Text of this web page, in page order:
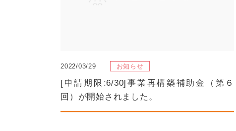
2022/03/29 お知らせ
[申請期限:6/30]事業再構築補助金（第６
回）が開始されました。